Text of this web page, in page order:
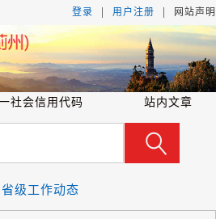
登录 用户注册 网站声明
社会信用代码 站内文章
省级工作动态